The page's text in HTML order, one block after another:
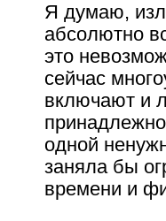
Я думаю,
абсолютно
это
сейчас
включают и
одной
заняла бы
времени и